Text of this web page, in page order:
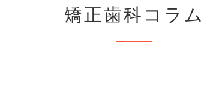
矯正歯科コラム